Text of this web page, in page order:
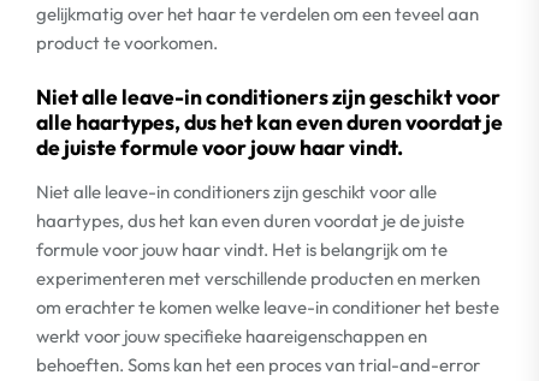
gelijkmatig over het haar te verdelen om een teveel aan
product te voorkomen.
Niet alle leave-in conditioners zijn geschikt voor
alle haartypes, dus het kan even duren voordat je
de juiste formule voor jouw haar vindt.
Niet alle leave-in conditioners zijn geschikt voor alle
haartypes, dus het kan even duren voordat je de juiste
formule voor jouw haar vindt. Het is belangrijk om te
experimenteren met verschillende producten en merken
om erachter te komen welke leave-in conditioner het beste
werkt voor jouw specifieke haareigenschappen en
behoeften. Soms kan het een proces van trial-and-error